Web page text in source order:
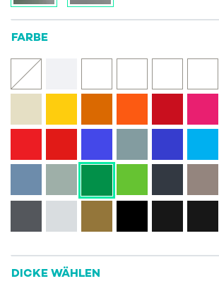
FARBE
DICKE WÄHLEN